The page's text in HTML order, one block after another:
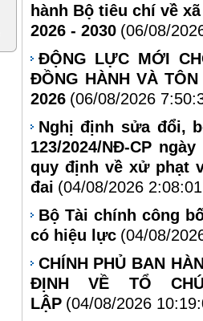
hành Bộ tiêu chí về
2026 - 2030 (06/08/
ĐỘNG LỰC MỚI
ĐỒNG HÀNH VÀ
2026 (06/08/2026
Nghị định sửa đổi,
123/2024/NĐ-CP
quy định về xử phạt
đai (04/08/2026
Bộ Tài chính công
có hiệu lực (04/08/
CHÍNH PHỦ BAN
ĐỊNH VỀ TỔ
LẬP (04/08/2026